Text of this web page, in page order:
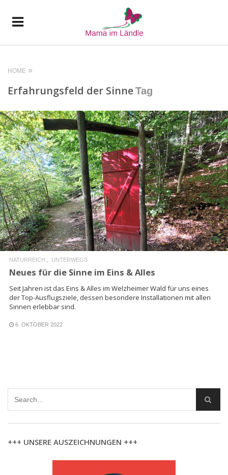
HOME
Erfahrungsfeld der SinneTag
READ MORE
NATURREICH UNTERWEGS
Neues für die Sinne im Eins & Alles
Seit Jahren ist das Eins & Alles im Welzheimer Wald für uns eines
der Top-Ausflugsziele, dessen besondere Installationen mit allen
Sinnen erlebbar sind.
6. OKTOBER 2022
+++ UNSERE AUSZEICHNUNGEN +++